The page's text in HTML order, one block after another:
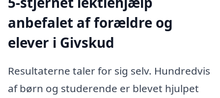
anbefalet af forældre og
elever i Givskud
Resultaterne taler for sig selv. Hundredvis
af børn og studerende er blevet hjulpet